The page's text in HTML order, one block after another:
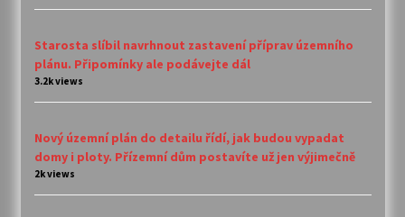
Starosta slíbil navrhnout zastavení příprav územního
plánu. Připomínky ale podávejte dál
3.2k views
Nový územní plán do detailu řídí, jak budou vypadat
domy i ploty. Přízemní dům postavíte už jen výjimečně
2k views